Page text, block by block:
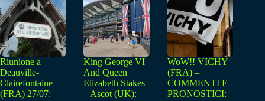
Riunione a
Deauville-
Clairefontaine
(FRA) 27/07:
King George VI
And Queen
Elizabeth Stakes
– Ascot (UK):
WoW!! VICHY
(FRA) –
COMMENTI E
PRONOSTICI: